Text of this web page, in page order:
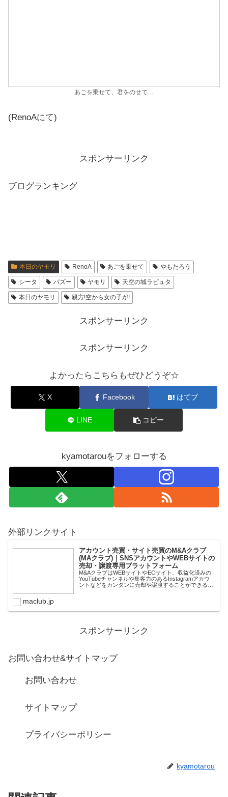
あごを乗せて、君をのせて…
(RenoAにて)
スポンサーリンク
ブログランキング
本日のヤモリ RenoA あごを乗せて やもたろう
シータ パズー ヤモリ 天空の城ラピュタ
本日のヤモリ 親方!空から女の子が!
スポンサーリンク
スポンサーリンク
よかったらこちらもぜひどうぞ☆
X Facebook はてブ
LINE コピー
kyamotarouをフォローする
外部リンクサイト
アカウント売買・サイト売買のM&Aクラブ
(MAクラブ)｜SNSアカウントやWEBサイトの
売却・譲渡専用プラットフォーム
M&AクラブはWEBサイトやECサイト、収益化済みの
YouTubeチャンネルや集客力のあるInstagramアカウ
ントなどをカンタンに売却や譲渡することができるプ
maclub.jp
スポンサーリンク
お問い合わせ&サイトマップ
お問い合わせ
サイトマップ
プライバシーポリシー
kyamotarou